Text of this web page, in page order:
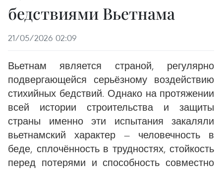
бедствиями Вьетнама
21/05/2026 02:09
Вьетнам является страной, регулярно
подвергающейся серьёзному воздействию
стихийных бедствий. Однако на протяжении
всей истории строительства и защиты
страны именно эти испытания закаляли
вьетнамский характер — человечность в
беде, сплочённость в трудностях, стойкость
перед потерями и способность совместно